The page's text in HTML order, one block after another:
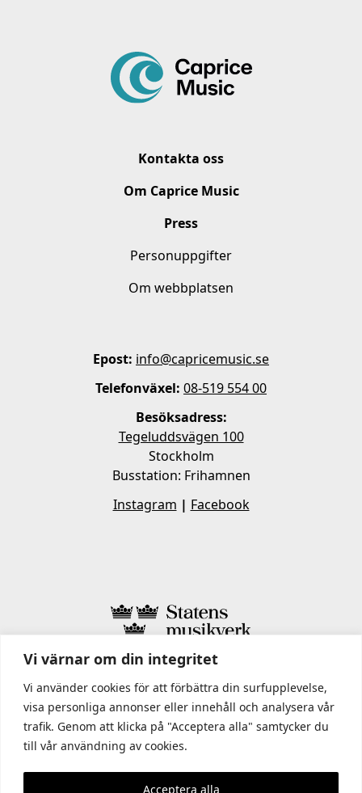
Vi värnar om din integritet
Vi använder cookies för att förbättra din surfupplevelse,
visa personliga annonser eller innehåll och analysera vår
trafik. Genom att klicka på "Acceptera alla" samtycker du
till vår användning av cookies.
Acceptera alla
Kontakta oss
Om Caprice Music
Press
Personuppgifter
Om webbplatsen
Epost: info@capricemusic.se
Telefonväxel: 08-519 554 00
Besöksadress:
Tegeluddsvägen 100
Stockholm
Busstation: Frihamnen
Instagram | Facebook
I STATENS MUSIKVERK INGÅR